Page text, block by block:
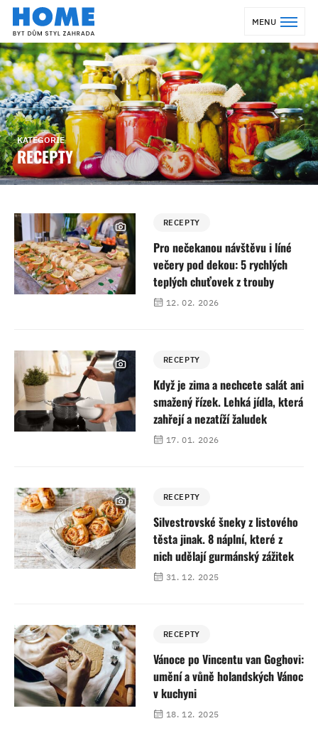
MENU
KATEGORIE
RECEPTY
RECEPTY
Pro nečekanou návštěvu i líné
večery pod dekou: 5 rychlých
teplých chuťovek z trouby
12. 02. 2026
RECEPTY
Když je zima a nechcete salát ani
smažený řízek. Lehká jídla, která
zahřejí a nezatíží žaludek
17. 01. 2026
RECEPTY
Silvestrovské šneky z listového
těsta jinak. 8 náplní, které z
nich udělají gurmánský zážitek
31. 12. 2025
RECEPTY
Vánoce po Vincentu van Goghovi:
umění a vůně holandských Vánoc
v kuchyni
18. 12. 2025